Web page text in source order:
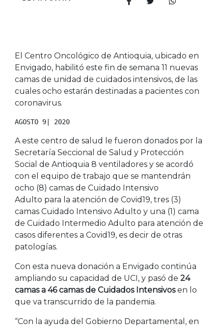
El Centro Oncológico de Antioquia, ubicado en
Envigado, habilitó este fin de semana 11 nuevas
camas de unidad de cuidados intensivos, de las
cuales ocho estarán destinadas a pacientes con
coronavirus.
AGOSTO 9| 2020
A este centro de salud le fueron donados por la
Secretaría Seccional de Salud y Protección
Social de Antioquia 8 ventiladores y se acordó
con el equipo de trabajo que se mantendrán
ocho (8) camas de Cuidado Intensivo
Adulto para la atención de Covid19, tres (3)
camas Cuidado Intensivo Adulto y una (1) cama
de Cuidado Intermedio Adulto para atención de
casos diferentes a Covid19, es decir de otras
patologías.
Con esta nueva donación a Envigado continúa
ampliando su capacidad de UCI, y pasó de 24
camas a 46 camas de Cuidados Intensivosen lo
que va transcurrido de la pandemia.
“Con la ayuda del Gobierno Departamental, en